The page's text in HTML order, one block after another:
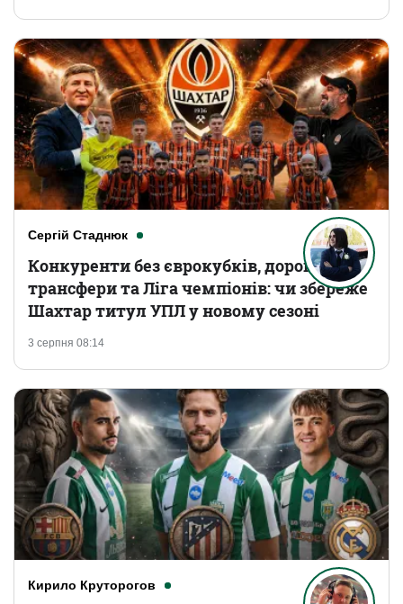
Сергій Стаднюк
3 серпня 08:14
Конкуренти без єврокубків, дорогі
трансфери та Ліга чемпіонів: чи збереже
Шахтар титул УПЛ у новому сезоні
Кирило Круторогов